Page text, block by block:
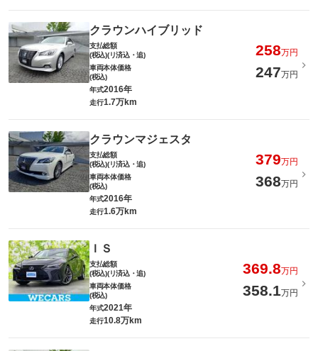
クラウンハイブリッド
支払総額
(税込)(リ済込・追)
258万円
車両本体価格
(税込)
247万円
年式2016年
走行1.7万km
クラウンマジェスタ
支払総額
(税込)(リ済込・追)
379万円
車両本体価格
(税込)
368万円
年式2016年
走行1.6万km
ＩＳ
支払総額
(税込)(リ済込・追)
369.8万円
車両本体価格
(税込)
358.1万円
年式2021年
走行10.8万km